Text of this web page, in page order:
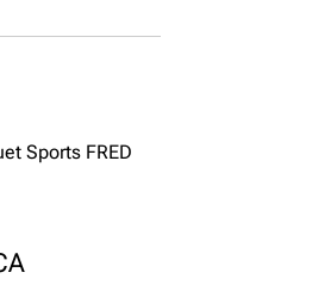
Sports FRED